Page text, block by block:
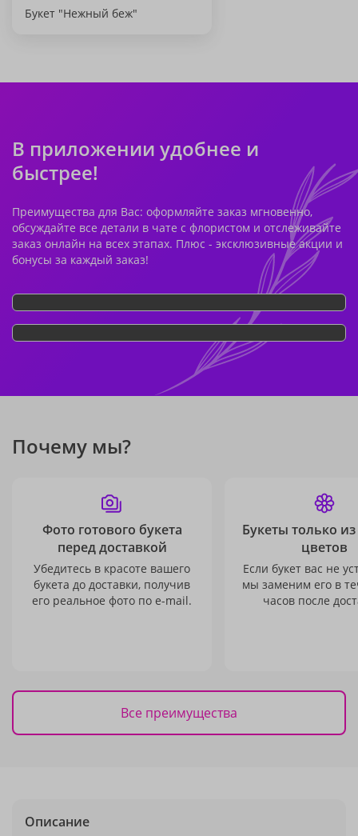
Букет "Нежный беж"
В приложении удобнее и
быстрее!
Преимущества для Вас: оформляйте заказ мгновенно,
обсуждайте все детали в чате с флористом и отслеживайте
заказ онлайн на всех этапах. Плюс - эксклюзивные акции и
бонусы за каждый заказ!
Почему мы?
Фото готового букета
перед доставкой
Убедитесь в красоте вашего
букета до доставки, получив
его реальное фото по e-mail.
Букеты только
цветов
Если букет вас не
мы заменим его в
часов после
Все преимущества
Описание